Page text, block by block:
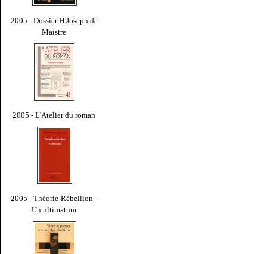
2005 - Dossier H Joseph de
Maistre
2005 - L'Atelier du roman
2005 - Théorie-Rébellion -
Un ultimatum